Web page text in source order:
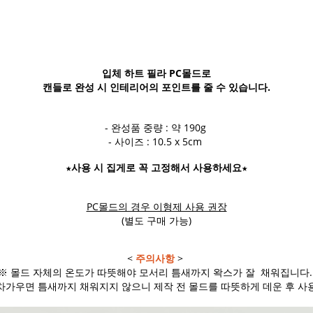
입체 하트 필라 PC몰드로
캔들로 완성 시 인테리어의 포인트를 줄 수 있습니다.
- 완성품 중량 : 약 190g
- 사이즈 : 10.5 x 5cm
★사용 시 집게로 꼭 고정해서 사용하세요★
PC몰드의 경우 이형제 사용 권장
(별도 구매 가능)
< 주의사항 >
몰드 자체의 온도가 따뜻해야 모서리 틈새까지 왁스가 잘 채워집니다.
가우면 틈새까지 채워지지 않으니 제작 전 몰드를 따뜻하게 데운 후 사